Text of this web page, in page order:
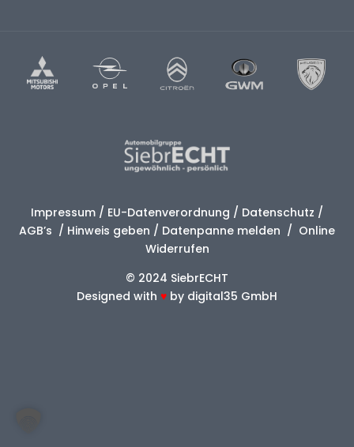
Impressum / EU-Datenverordnung / Datenschutz /
AGB’s / Hinweis geben / Datenpanne melden / Online
Widerrufen
© 2024 SiebrECHT
Designed with ♥ by digital35 GmbH